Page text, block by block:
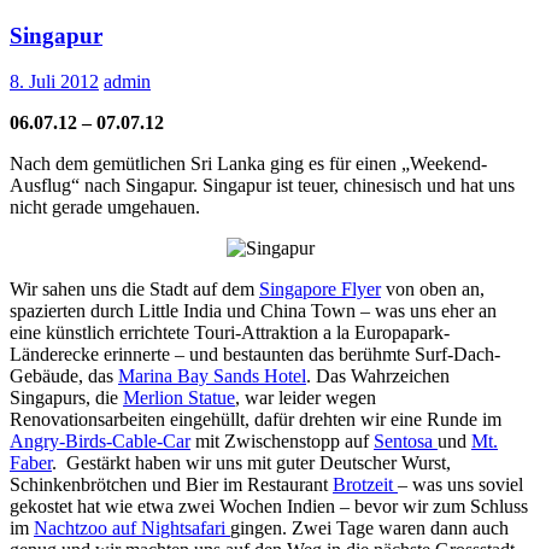
Singapur
8. Juli 2012 admin
06.07.12 – 07.07.12
Nach dem gemütlichen Sri Lanka ging es für einen „Weekend-
Ausflug“ nach Singapur. Singapur ist teuer, chinesisch und hat uns
nicht gerade umgehauen.
Wir sahen uns die Stadt auf dem Singapore Flyervon oben an,
spazierten durch Little India und China Town – was uns eher an
eine künstlich errichtete Touri-Attraktion a la Europapark-
Länderecke erinnerte – und bestaunten das berühmte Surf-Dach-
Gebäude, das Marina Bay Sands Hotel. Das Wahrzeichen
Singapurs, die Merlion Statue, war leider wegen
Renovationsarbeiten eingehüllt, dafür drehten wir eine Runde im
Angry-Birds-Cable-Carmit Zwischenstopp auf Sentosa und Mt.
Faber. Gestärkt haben wir uns mit guter Deutscher Wurst,
Schinkenbrötchen und Bier im Restaurant Brotzeit – was uns soviel
gekostet hat wie etwa zwei Wochen Indien – bevor wir zum Schluss
im Nachtzoo auf Nightsafari gingen. Zwei Tage waren dann auch